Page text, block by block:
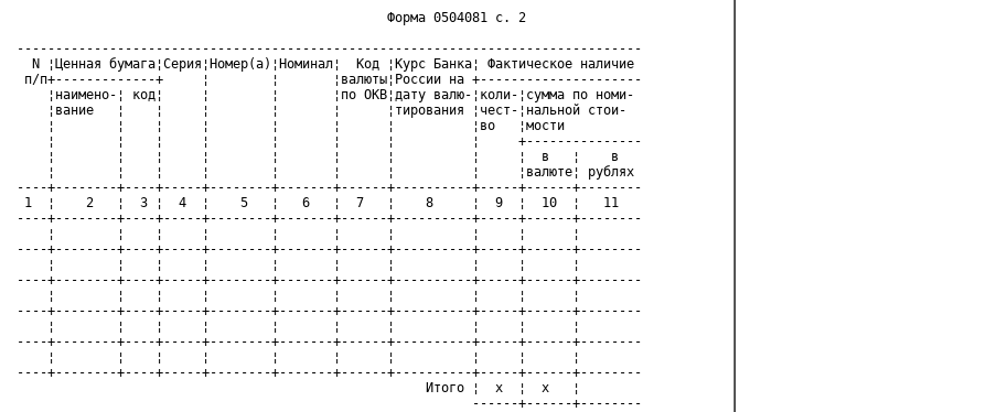
Форма 0504081 с. 2
---------------------------------------------------------------------------------
N ¦Ценная бумага¦Серия¦Номер(а)¦Номинал¦  Код ¦Курс Банка¦ Фактическое наличие
п/п+-------------+     ¦        ¦       ¦валюты¦России на +---------------------
¦наимено-¦ код¦     ¦        ¦       ¦по ОКВ¦дату валю-¦коли-¦сумма по номи-
¦вание   ¦    ¦     ¦        ¦       ¦      ¦тирования ¦чест-¦нальной стои-
¦        ¦    ¦     ¦        ¦       ¦      ¦          ¦во   ¦мости
¦        ¦    ¦     ¦        ¦       ¦      ¦          ¦     +---------------
¦        ¦    ¦     ¦        ¦       ¦      ¦          ¦     ¦  в   ¦    в
¦        ¦    ¦     ¦        ¦       ¦      ¦          ¦     ¦валюте¦ рублях
----+--------+----+-----+--------+-------+------+----------+-----+------+--------
1  ¦    2   ¦  3 ¦  4  ¦    5   ¦   6   ¦  7   ¦    8     ¦  9  ¦  10  ¦   11
----+--------+----+-----+--------+-------+------+----------+-----+------+--------
¦        ¦    ¦     ¦        ¦       ¦      ¦          ¦     ¦      ¦
----+--------+----+-----+--------+-------+------+----------+-----+------+--------
¦        ¦    ¦     ¦        ¦       ¦      ¦          ¦     ¦      ¦
----+--------+----+-----+--------+-------+------+----------+-----+------+--------
¦        ¦    ¦     ¦        ¦       ¦      ¦          ¦     ¦      ¦
----+--------+----+-----+--------+-------+------+----------+-----+------+--------
¦        ¦    ¦     ¦        ¦       ¦      ¦          ¦     ¦      ¦
----+--------+----+-----+--------+-------+------+----------+-----+------+--------
¦        ¦    ¦     ¦        ¦       ¦      ¦          ¦     ¦      ¦
----+--------+----+-----+--------+-------+------+----------+-----+------+--------
Итого ¦  х  ¦  х   ¦
------+------+--------